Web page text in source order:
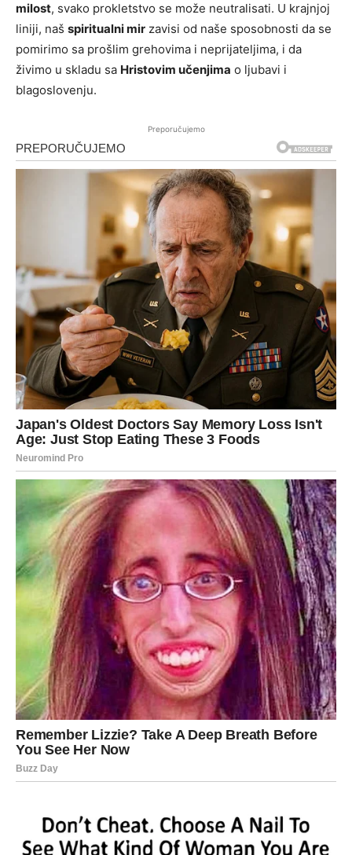
milost, svako prokletstvo se može neutralisati. U krajnjoj
liniji, naš spiritualni mir zavisi od naše sposobnosti da se
pomirimo sa prošlim grehovima i neprijateljima, i da
živimo u skladu sa Hristovim učenjima o ljubavi i
blagoslovenju.
Preporučujemo